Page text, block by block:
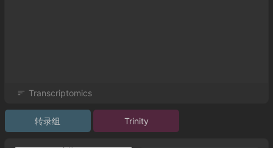
Transcriptomics
转录组 Trinity